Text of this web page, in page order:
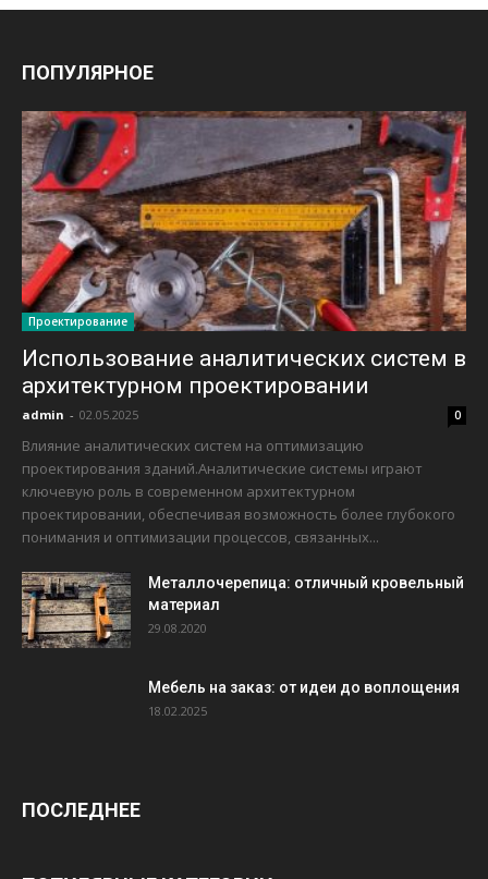
ПОПУЛЯРНОЕ
Проектирование
Использование аналитических систем в
архитектурном проектировании
admin - 02.05.2025 0
Влияние аналитических систем на оптимизацию
проектирования зданий.Аналитические системы играют
ключевую роль в современном архитектурном
проектировании, обеспечивая возможность более глубокого
понимания и оптимизации процессов, связанных...
Металлочерепица: отличный кровельный
материал
29.08.2020
Мебель на заказ: от идеи до воплощения
18.02.2025
ПОСЛЕДНЕЕ